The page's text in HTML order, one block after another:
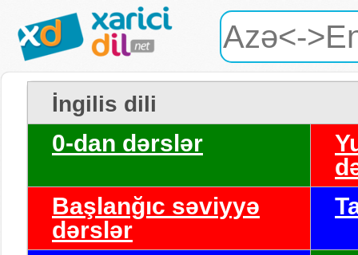
İngilis dili
0-dan dərslər
Başlanğıc səviyyə
dərslər